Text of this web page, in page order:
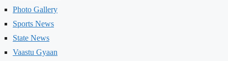
Photo Gallery
Sports News
State News
Vaastu Gyaan